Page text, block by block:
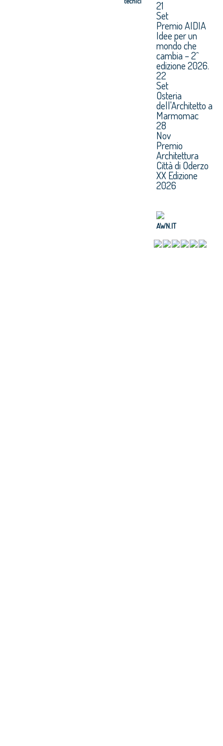
21
Set
Premio AIDIA
Idee per un
mondo che
cambia – 2^
edizione 2026.
22
Set
Osteria
dell'Architetto a
Marmomac
28
Nov
Premio
Architettura
Città di Oderzo
XX Edizione
2026
AWN.IT